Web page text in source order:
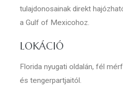
tulajdonosainak direkt
a Gulf of Mexicohoz.
LOKÁCIÓ
Florida nyugati oldalán, fél
és tengerpartjaitól.